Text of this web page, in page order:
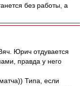
без работы, а
Юрич отдувается
правда у него
Типа, если